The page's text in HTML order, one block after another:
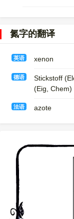
氮字的翻译
英语 xenon
德语
Stickstoff
(Eig, Chem)
法语 azote